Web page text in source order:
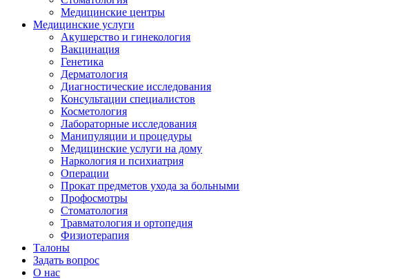
Медицинские центры
Медицинские услуги
Акушерство и гинекология
Вакцинация
Генетика
Дерматология
Диагностические исследования
Консультации специалистов
Косметология
Лабораторные исследования
Манипуляции и процедуры
Медицинские услуги на дому
Наркология и психиатрия
Операции
Прокат предметов ухода за больными
Профосмотры
Стоматология
Травматология и ортопедия
Физиотерапия
Талоны
Задать вопрос
О нас